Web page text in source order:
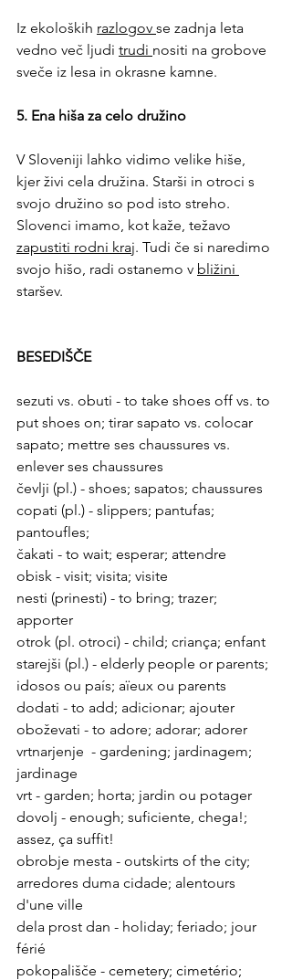
Iz ekoloških razlogov se zadnja leta
vedno več ljudi trudi nositi na grobove
sveče iz lesa in okrasne kamne.
5. Ena hiša za celo družino
V Sloveniji lahko vidimo velike hiše,
kjer živi cela družina. Starši in otroci s
svojo družino so pod isto streho.
Slovenci imamo, kot kaže, težavo
zapustiti rodni kraj. Tudi če si naredimo
svojo hišo, radi ostanemo v bližini
staršev.
BESEDIŠČE
sezuti vs. obuti - to take shoes off vs. to
put shoes on; tirar sapato vs. colocar
sapato; mettre ses chaussures vs.
enlever ses chaussures
čevlji (pl.) - shoes; sapatos; chaussures
copati (pl.) - slippers; pantufas;
pantoufles;
čakati - to wait; esperar; attendre
obisk - visit; visita; visite
nesti (prinesti) - to bring; trazer;
apporter
otrok (pl. otroci) - child; criança; enfant
starejši (pl.) - elderly people or parents;
idosos ou país; aïeux ou parents
dodati - to add; adicionar; ajouter
oboževati - to adore; adorar; adorer
vrtnarjenje
  - gardening; jardinagem;
jardinage
vrt - garden; horta; jardin ou potager
dovolj - enough; suficiente, chega!;
assez, ça suffit!
obrobje mesta - outskirts of the city;
arredores duma cidade; alentours
d'une ville
dela prost dan - holiday; feriado; jour
férié
pokopališče - cemetery; cimetério;